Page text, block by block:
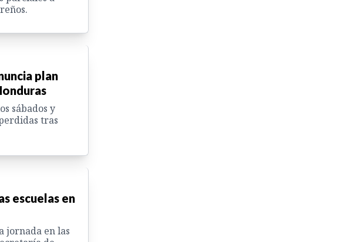
plan
sábados y
tras
escuelas en
jornada en las